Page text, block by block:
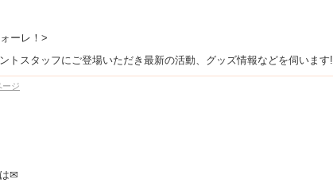
ーレ！>
トスタッフにご登場いただき最新の活動、グッズ情報などを伺います!
ージ
✉